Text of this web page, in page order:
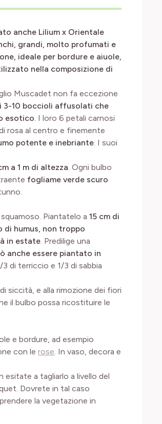
anche Lilium x Orientale
grandi, molto profumati e
ideale per bordure e aiuole,
nella composizione di
Muscadet non fa eccezione
3-10 boccioli affusolati che
esotico. I loro 6 petali carnosi
rosa al centro e finemente
potente e inebriante. I suoi
a 1 m di altezza. Ogni bulbo
fogliame verde scuro
Piantatelo a 15 cm di
humus, non troppo
in estate. Predilige una
anche essere piantato in
di terriccio e 1/3 di sabbia
siccità, e alla rimozione dei fiori
il bulbo possa ricostituire le
e bordure, ad esempio
con le rose. In vaso, decora e
a tagliarlo a livello del
Dovrete in tal caso
la vegetazione in